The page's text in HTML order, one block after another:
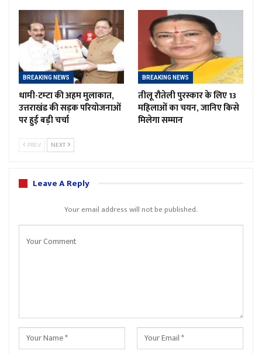
BREAKING NEWS
धामी-टम्टा की अहम मुलाकात,
उत्तराखंड की सड़क परियोजनाओं
पर हुई बड़ी चर्चा
BREAKING NEWS
तीलू रौतेली पुरस्कार के लिए 13
महिलाओं का चयन, जानिए किसे
मिलेगा सम्मान
PREV NEXT
Leave A Reply
Your email address will not be published.